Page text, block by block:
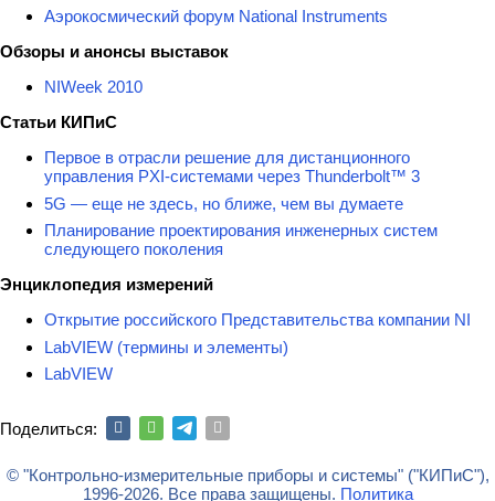
Аэрокосмический форум National Instruments
Обзоры и анонсы выставок
NIWeek 2010
Статьи КИПиС
Первое в отрасли решение для дистанционного
управления PXI-системами через Thunderbolt™ 3
5G — еще не здесь, но ближе, чем вы думаете
Планирование проектирования инженерных систем
следующего поколения
Энциклопедия измерений
Открытие российского Представительства компании NI
LabVIEW (термины и элементы)
LabVIEW
Поделиться:
© "Контрольно-измерительные приборы и системы" ("КИПиС"),
1996-2026. Все права защищены. Политика